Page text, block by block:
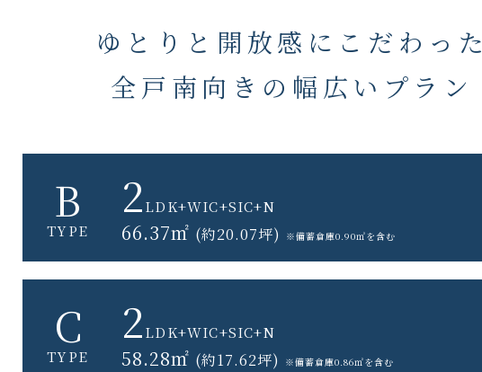
ゆとりと開放感に こだわった
全戸南向きの 幅広いプラン
B
TYPE
2LDK+WIC+SIC+N
66.37㎡ (約20.07坪) ※備蓄倉庫0.90㎡を含む
C
TYPE
2LDK+WIC+SIC+N
58.28㎡ (約17.62坪) ※備蓄倉庫0.86㎡を含む